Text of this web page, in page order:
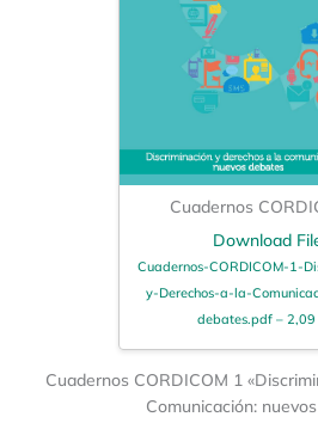
Cuadernos
Download
Cuadernos-CORDICOM-1-
y-Derechos-a-la-
debates.pdf – 2,09
Cuadernos CORDICOM 1
Comunicación: